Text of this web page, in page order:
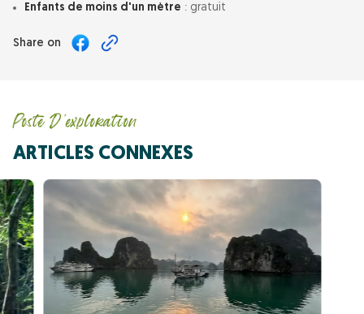
Enfants de moins d'un mètre : gratuit
Share on
Poste D'exploration
ARTICLES CONNEXES